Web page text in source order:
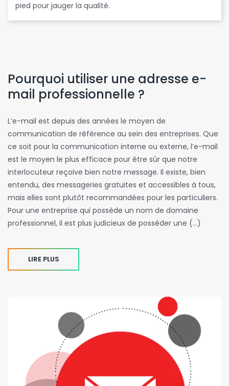
pied pour jauger la qualité.
Pourquoi utiliser une adresse e-
mail professionnelle ?
L’e-mail est depuis des années le moyen de
communication de référence au sein des entreprises. Que
ce soit pour la communication interne ou externe, l’e-mail
est le moyen le plus efficace pour être sûr que notre
interlocuteur reçoive bien notre message. Il existe, bien
entendu, des messageries gratuites et accessibles à tous,
mais elles sont plutôt recommandées pour les particuliers.
Pour une entreprise qui possède un nom de domaine
professionnel, il est plus judicieux de posséder une (…)
LIRE PLUS